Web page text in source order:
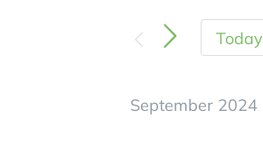
Today
September 2024